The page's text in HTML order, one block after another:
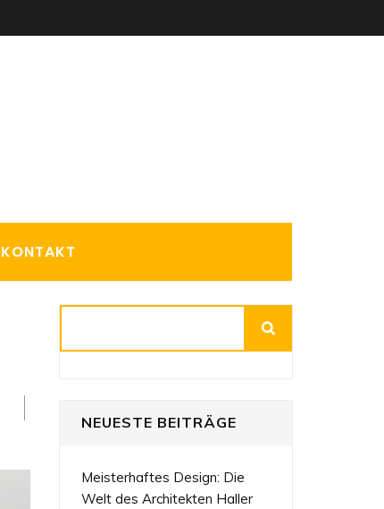
KONTAKT
NEUESTE BEITRÄGE
Meisterhaftes Design: Die
Welt des Architekten Haller